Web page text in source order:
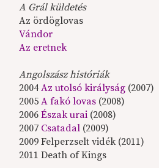
A Grál küldetés
Az ördöglovas
Vándor
Az eretnek
Angolszász históriák
2004Az utolsó királyság (2007)
2005A fakó lovas (2008)
2006Észak urai (2008)
2007 Csatadal (2009)
2009 Felperzselt vidék (2011)
2011 Death of Kings